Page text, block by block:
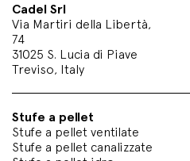
Cadel Srl
Via Martiri della Libertà,
74
31025 S. Lucia di Piave
Treviso, Italy
Stufe a pellet
Stufe a pellet ventilate
Stufe a pellet canalizzate